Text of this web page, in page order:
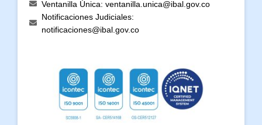
Ventanilla Única: ventanilla.unica@ibal.gov.co
Notificaciones Judiciales:
notificaciones@ibal.gov.co